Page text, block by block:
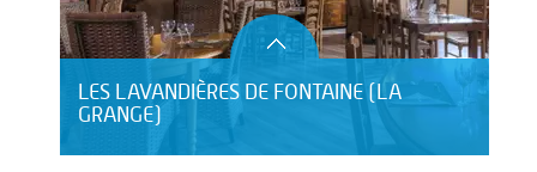
LES LAVANDIÈRES DE FONTAINE (LA
GRANGE)